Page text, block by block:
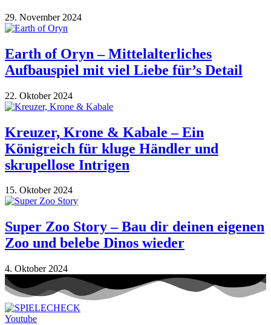
29. November 2024
Earth of Oryn – Mittelalterliches
Aufbauspiel mit viel Liebe für’s Detail
22. Oktober 2024
Kreuzer, Krone & Kabale – Ein
Königreich für kluge Händler und
skrupellose Intrigen
15. Oktober 2024
Super Zoo Story – Bau dir deinen eigenen
Zoo und belebe Dinos wieder
4. Oktober 2024
Youtube